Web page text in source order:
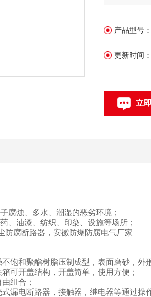
产品型号：
更新时间：
立
腐烛、多水、潮湿的恶劣环境；
、油漆、纺织、印染、设施等场所；
防腐断路器，安徽防爆防腐电气厂家
饱和聚酯树脂压制成型，表面磨砂，外
可开盖结构，开盖简单，使用方便；
组合；
漏电断路器，接触器，继电器等通过操